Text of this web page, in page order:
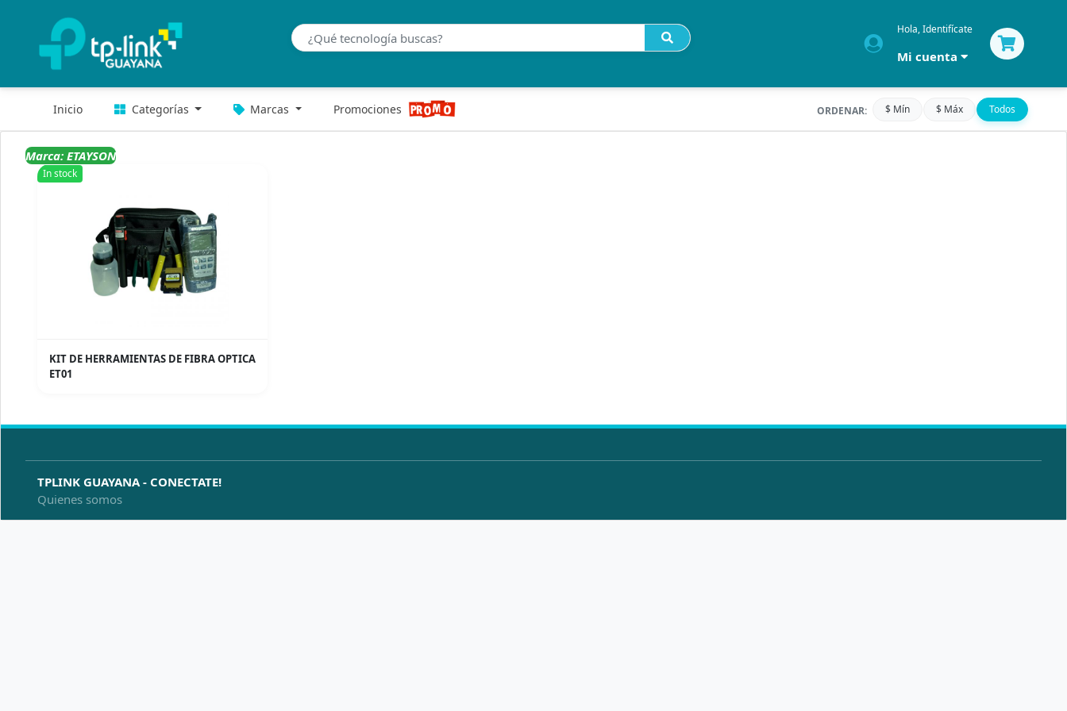
Hola, Identifícate
Mi cuenta
Inicio Categorías Marcas Promociones ORDENAR: $ Mín $ Máx Todos
Marca: ETAYSON
In stock
KIT DE HERRAMIENTAS DE FIBRA OPTICA
ET01
TPLINK GUAYANA - CONECTATE!
Quienes somos